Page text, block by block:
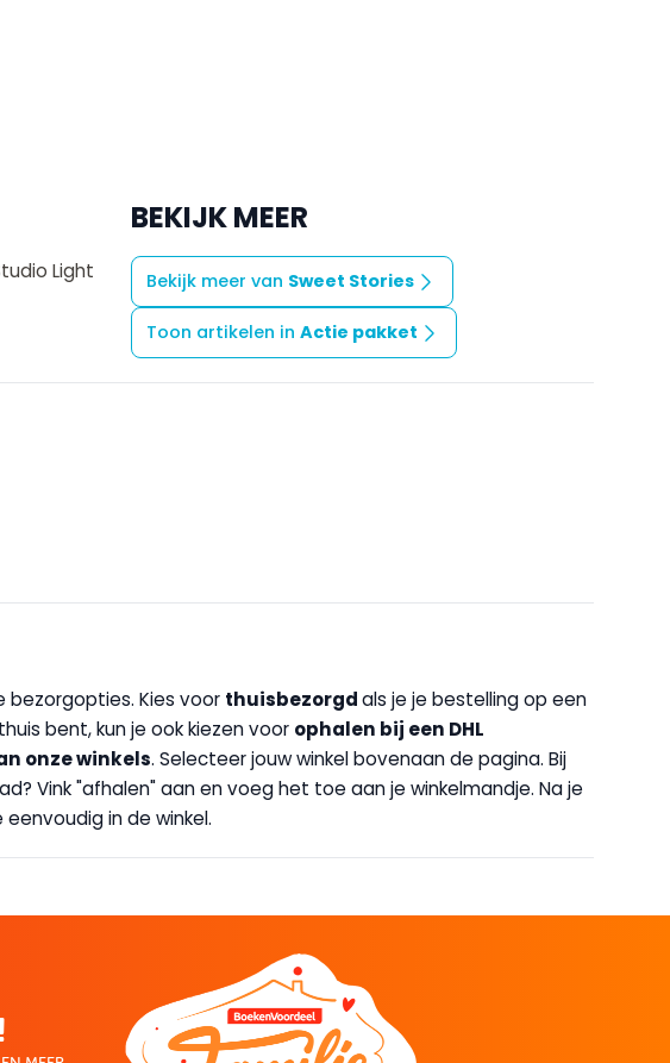
BEKIJK MEER
Bekijk meer van Sweet Stories
Toon artikelen in Actie pakket
Light
bezorgopties. Kies voor thuisbezorgdals je je bestelling op een
bent, kun je ook kiezen voor ophalen bij een DHL
onze winkels. Selecteer jouw winkel bovenaan de pagina. Bij
Vink "afhalen" aan en voeg het toe aan je winkelmandje. Na je
in de winkel.